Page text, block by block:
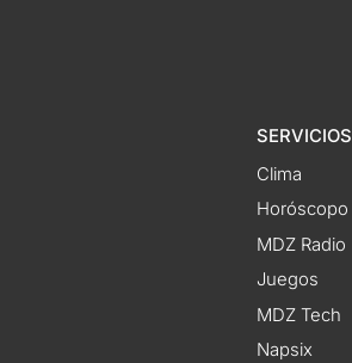
SERVICIOS
Clima
Horóscopo
MDZ Radio
Juegos
MDZ Tech
Napsix